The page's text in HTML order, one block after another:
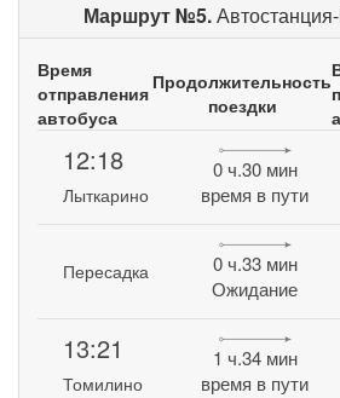
Маршрут №5.
Время
отправления
автобуса
Продолжительность
поездки
12:18
Лыткарино
0 ч.30 мин
время в пути
Пересадка
0 ч.33 мин
Ожидание
13:21
Томилино
1 ч.34 мин
время в пути